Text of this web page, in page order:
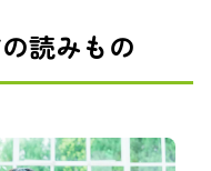
読みもの